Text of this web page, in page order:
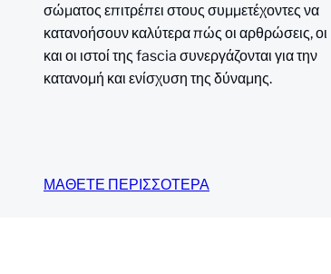
σώματος επιτρέπει στους συμμετέχοντες να
κατανοήσουν καλύτερα πώς οι αρθρώσεις, οι
και οι ιστοί της fascia συνεργάζονται για την
κατανομή και ενίσχυση της δύναμης.
ΜΑΘΕΤΕ ΠΕΡΙΣΣΟΤΕΡΑ